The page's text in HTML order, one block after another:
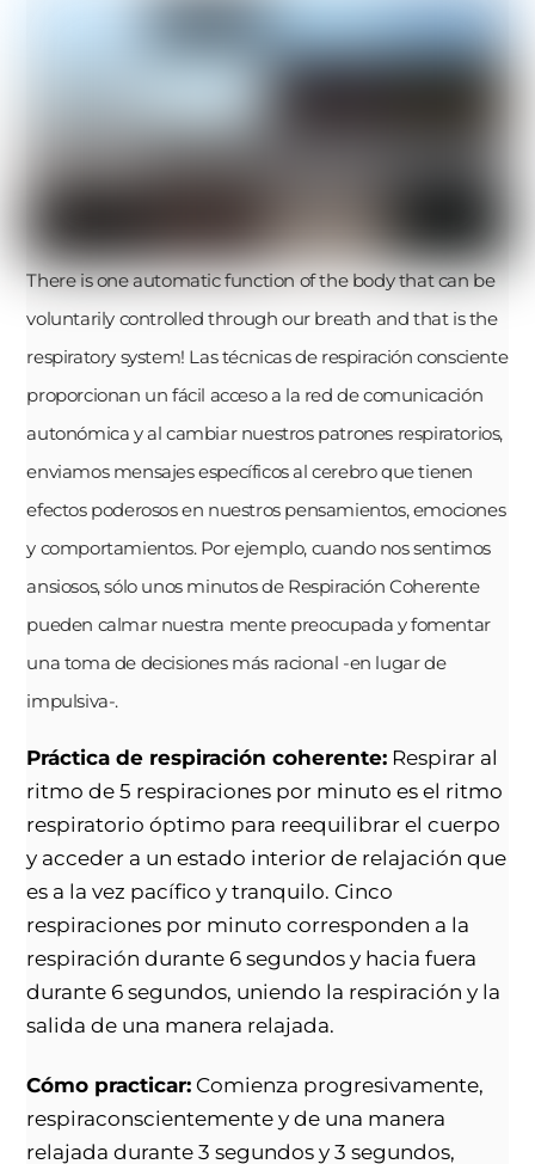
There is one automatic function of the body that can be
voluntarily controlled through our breath and that is the
respiratory system! Las técnicas de respiración consciente
proporcionan un fácil acceso a la red de comunicación
autonómica y al cambiar nuestros patrones respiratorios,
enviamos mensajes específicos al cerebro que tienen
efectos poderosos en nuestros pensamientos, emociones
y comportamientos. Por ejemplo, cuando nos sentimos
ansiosos, sólo unos minutos de Respiración Coherente
pueden calmar nuestra mente preocupada y fomentar
una toma de decisiones más racional -en lugar de
impulsiva-.
Práctica de respiración coherente: Respirar al
ritmo de 5 respiraciones por minuto es el ritmo
respiratorio óptimo para reequilibrar el cuerpo
y acceder a un estado interior de relajación que
es a la vez pacífico y tranquilo. Cinco
respiraciones por minuto corresponden a la
respiración durante 6 segundos y hacia fuera
durante 6 segundos, uniendo la respiración y la
salida de una manera relajada.
Cómo practicar: Comienza progresivamente,
respiraconscientemente y de una manera
relajada durante 3 segundos y 3 segundos,